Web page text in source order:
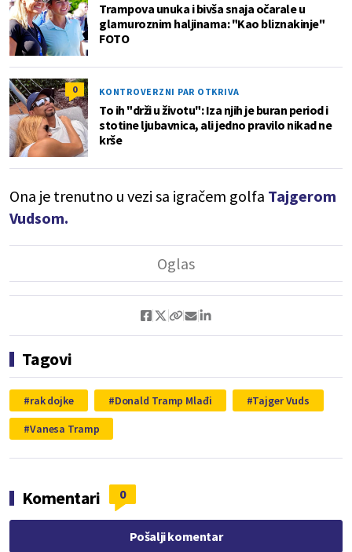
Trampova unuka i bivša snaja očarale u
glamuroznim haljinama: "Kao bliznakinje"
FOTO
0 KONTROVERZNI PAR OTKRIVA
To ih "drži u životu": Iza njih je buran period i
stotine ljubavnica, ali jedno pravilo nikad ne
krše
Ona je trenutno u vezi sa igračem golfa Tajgerom
Vudsom.
Tagovi
rak dojke Donald Tramp Mlađi
Tajger Vuds
Vanesa Tramp
Komentari 0
Pošalji komentar